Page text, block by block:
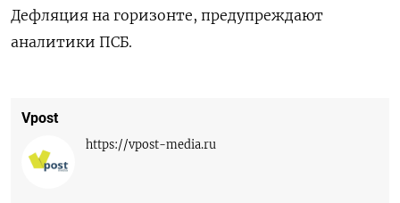
Дефляция на горизонте, предупреждают
аналитики ПСБ.
Vpost
https://vpost-media.ru